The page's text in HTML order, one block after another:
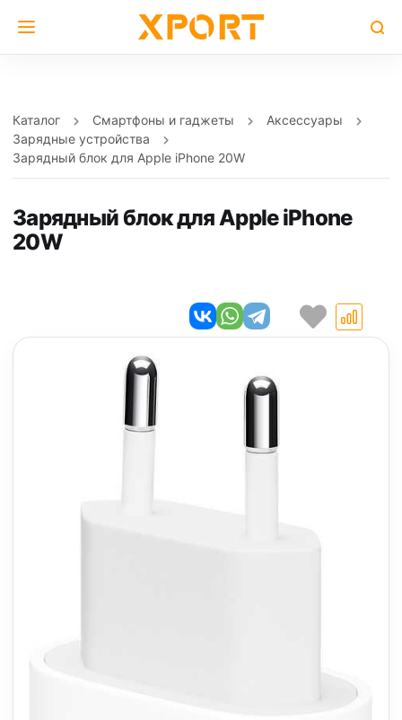
Каталог Смартфоны и гаджеты
Аксессуары
Зарядные устройства
Зарядный блок для Apple iPhone 20W
Зарядный блок для Apple iPhone
20W